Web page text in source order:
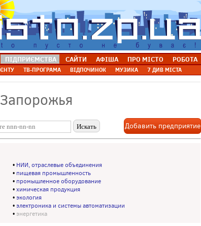
ПІДПРИЄМСТВА САЙТИ АФІША ПРО МІСТО РОБОТА
ТВ-ПРОГРАМА ВІДПОЧИНОК МУЗИКА 7 ДИВ МІСТА
Добавить предприятие
• НИИ, отраслевые объединения
• пищевая промышленность
• промышленное оборудование
•химическая продукция
•экология
•электроника и системы автоматизации
• энергетика